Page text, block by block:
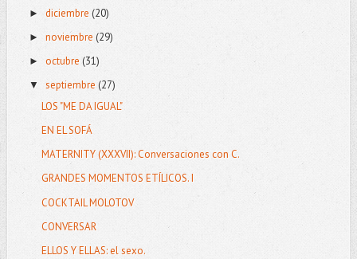
► diciembre (20)
► noviembre (29)
► octubre (31)
▼ septiembre (27)
LOS "ME DA IGUAL"
EN EL SOFÁ
MATERNITY (XXXVII): Conversaciones con C.
GRANDES MOMENTOS ETÍLICOS. I
COCKTAIL MOLOTOV
CONVERSAR
ELLOS Y ELLAS: el sexo.